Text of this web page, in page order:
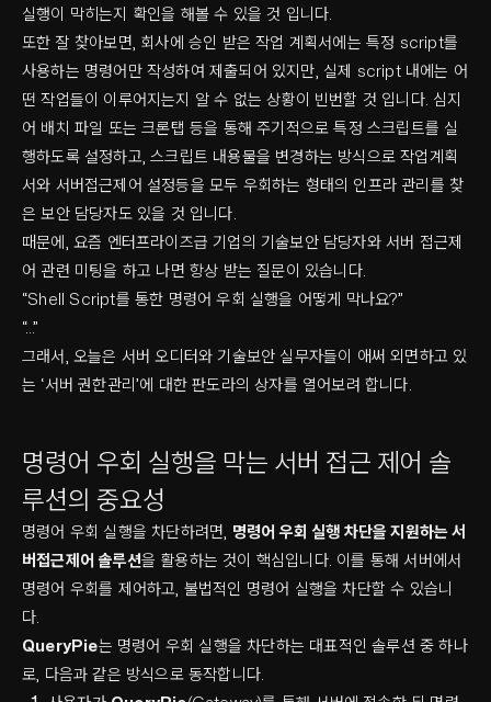
실행이 막히는지 확인을 해볼 수 있을 것 입니다.
또한 잘 찾아보면, 회사에 승인 받은 작업 계획서에는 특정 script를
사용하는 명령어만 작성하여 제출되어 있지만, 실제 script 내에는 어
떤 작업들이 이루어지는지 알 수 없는 상황이 빈번할 것 입니다. 심지
어 배치 파일 또는 크론탭 등을 통해 주기적으로 특정 스크립트를 실
행하도록 설정하고, 스크립트 내용물을 변경하는 방식으로 작업계획
서와 서버접근제어 설정등을 모두 우회하는 형태의 인프라 관리를 찾
은 보안 담당자도 있을 것 입니다.
때문에, 요즘 엔터프라이즈급 기업의 기술보안 담당자와 서버 접근제
어 관련 미팅을 하고 나면 항상 받는 질문이 있습니다.
“Shell Script를 통한 명령어 우회 실행을 어떻게 막나요?”
“…”
그래서, 오늘은 서버 오디터와 기술보안 실무자들이 애써 외면하고 있
는 ‘서버 권한관리’에 대한 판도라의 상자를 열어보려 합니다.
명령어 우회 실행을 막는 서버 접근 제어 솔
루션의 중요성
명령어 우회 실행을 차단하려면, 명령어 우회 실행 차단을 지원하는 서
버접근제어 솔루션을 활용하는 것이 핵심입니다. 이를 통해 서버에서
명령어 우회를 제어하고, 불법적인 명령어 실행을 차단할 수 있습니
다.
QueryPie는 명령어 우회 실행을 차단하는 대표적인 솔루션 중 하나
로, 다음과 같은 방식으로 동작합니다.